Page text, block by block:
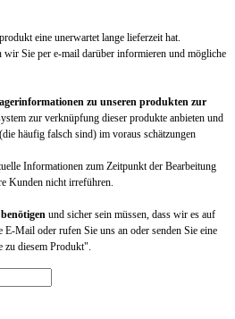
eine unerwartet lange lieferzeit hat.
wir Sie per e-mail darüber informieren und mögliche
zu unseren produkten zur
zur verknüpfung dieser produkte anbieten und
häufig falsch sind) im voraus schätzungen
Informationen zum Zeitpunkt der Bearbeitung
Kunden nicht irreführen.
und sicher sein müssen, dass wir es auf
E-Mail oder rufen Sie uns an oder senden Sie eine
zu diesem Produkt".